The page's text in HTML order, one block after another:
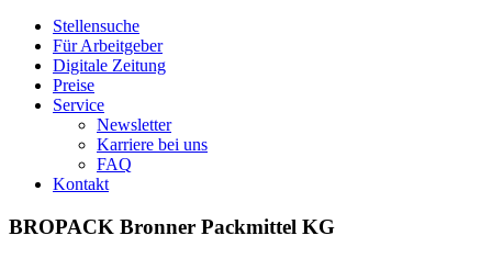
Stellensuche
Für Arbeitgeber
Digitale Zeitung
Preise
Service
Newsletter
Karriere bei uns
FAQ
Kontakt
BROPACK Bronner Packmittel KG